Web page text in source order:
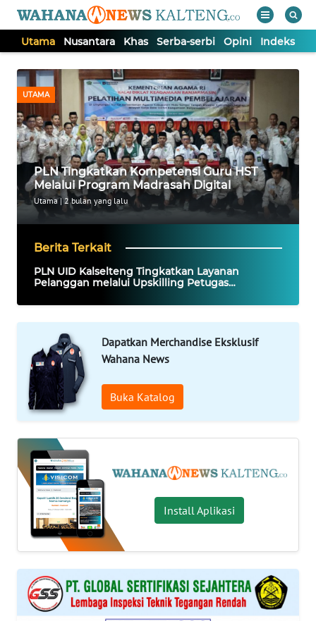
Utama Nusantara Khas Serba-serbi Opini Indeks
UTAMA
PLN Tingkatkan Kompetensi Guru HST
Melalui Program Madrasah Digital
Utama|2 bulan yang lalu
Berita Terkait
PLN UID Kalselteng Tingkatkan Layanan
Pelanggan melalui Upskilling Petugas
Dapatkan Merchandise Eksklusif
Wahana News
Buka Katalog
Install Aplikasi
TV
Tutup
UTAMA
NUSANTARA
KHAS
SERBA-
INDEKS
BERITA
KONTAK
INFO
IKLAN
TENTANG
KAMI
PEDOMAN
MEDIA
SIBER